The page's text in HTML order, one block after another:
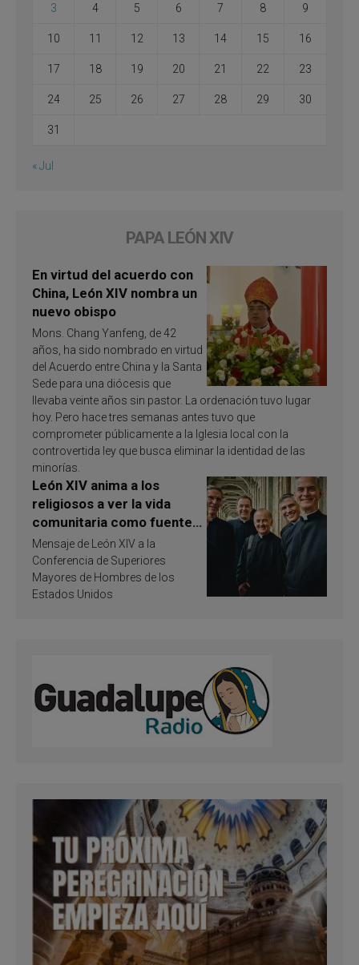
3 4 5 6 7 8 9
10 11 12 13 14 15 16
17 18 19 20 21 22 23
24 25 26 27 28 29 30
31
« Jul
PAPA LEÓN XIV
En virtud del acuerdo con
China, León XIV nombra un
nuevo obispo
Mons. Chang Yanfeng, de 42
años, ha sido nombrado en virtud
del Acuerdo entre China y la Santa
Sede para una diócesis que
llevaba veinte años sin pastor. La ordenación tuvo lugar
hoy. Pero hace tres semanas antes tuvo que
comprometer públicamente a la Iglesia local con la
controvertida ley que busca eliminar la identidad de las
minorías.
León XIV anima a los
religiosos a ver la vida
comunitaria como fuente
de inspiración y
santificación
Mensaje de León XIV a la
Conferencia de Superiores
Mayores de Hombres de los
Estados Unidos